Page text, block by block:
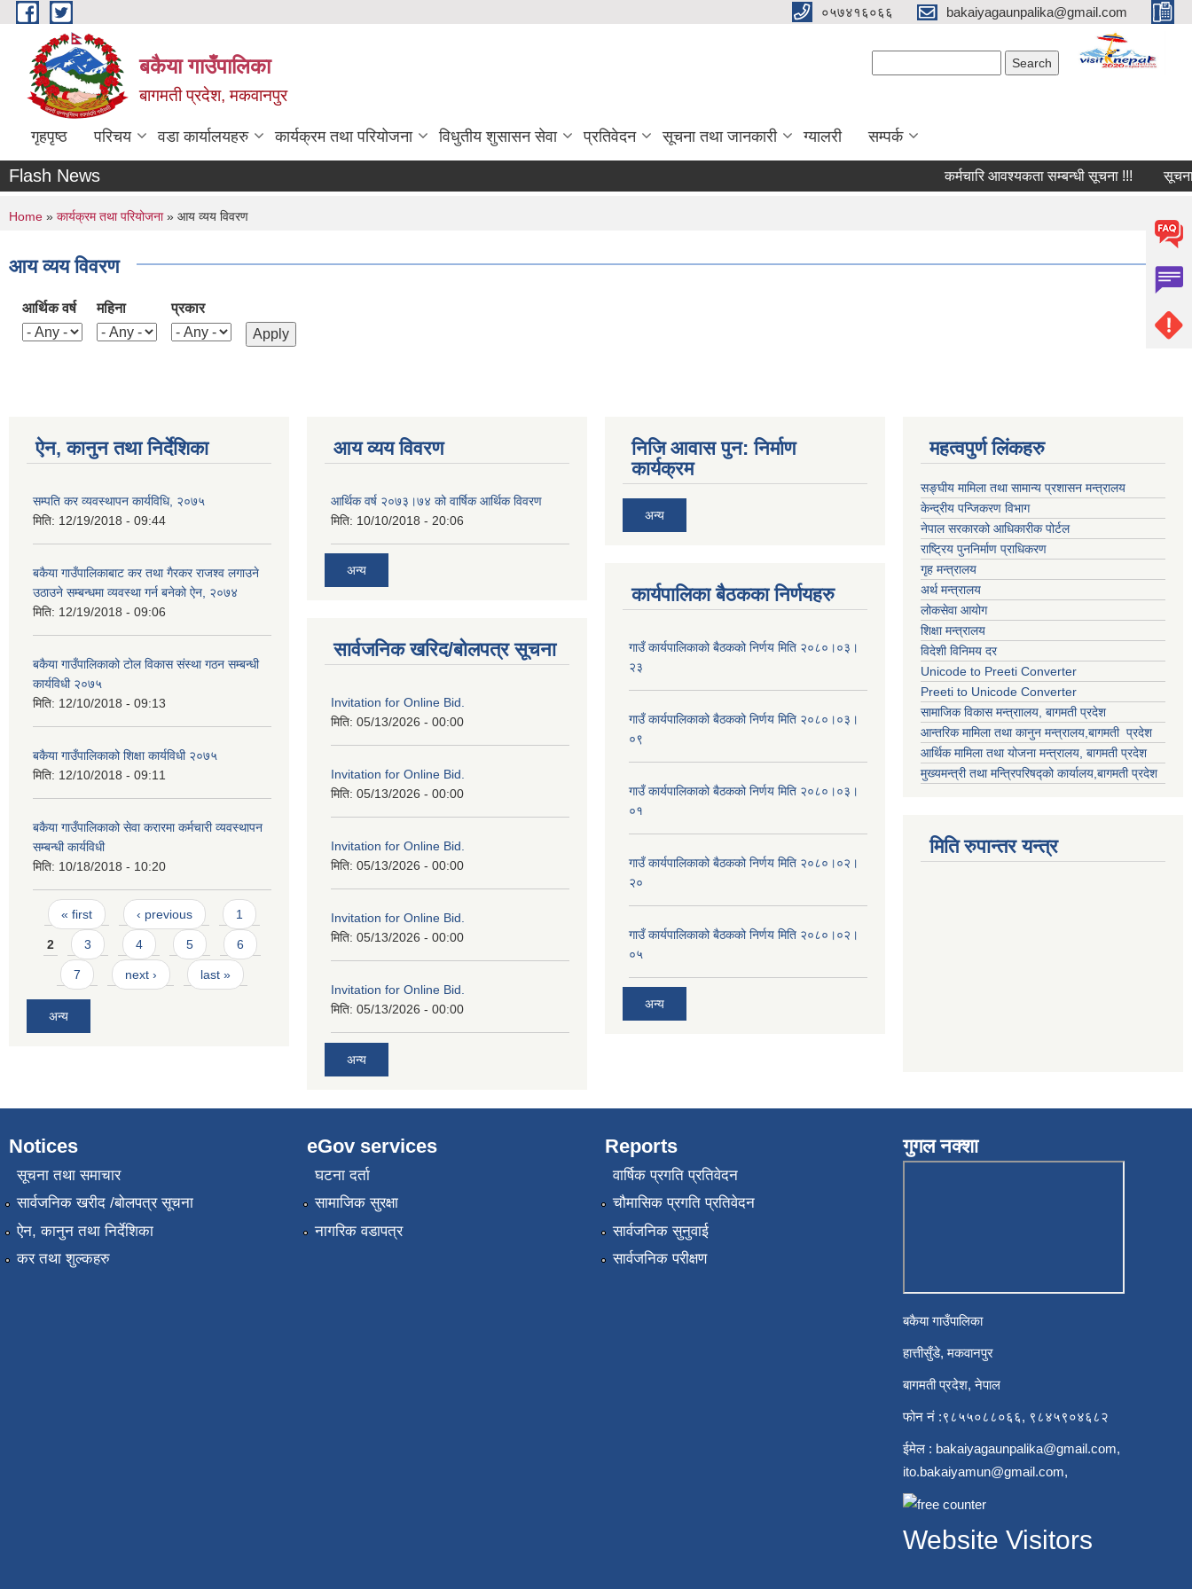
Skip to main content ०५७४१६०६६ bakaiyagaunpalika@gmail.com
बकैया गाउँपालिका
बागमती प्रदेश, मकवानपुर
गृहपृष्ठ परिचय वडा कार्यालयहरु कार्यक्रम तथा परियोजना विधुतीय शुसासन सेवा प्रतिवेदन सूचना तथा जानकारी ग्यालरी सम्पर्क
Flash News कर्मचारि आवश्यकता सम्बन्धी सूचना !!! सूचना
You are here
Home » कार्यक्रम तथा परियोजना» आय व्यय विवरण
आय व्यय विवरण
आर्थिक वर्ष महिना प्रकार
ऐन, कानुन तथा निर्देशिका
सम्पति कर व्यवस्थापन कार्यविधि, २०७५
मिति: 12/19/2018 - 09:44
बकैया गाउँपालिकाबाट कर तथा गैरकर राजश्‍व लगाउने
उठाउने सम्बन्धमा व्यवस्था गर्न बनेको ऐन, २०७४
मिति: 12/19/2018 - 09:06
बकैया गाउँपालिकाको टोल विकास संस्था गठन सम्बन्धी
कार्यविधी २०७५
मिति: 12/10/2018 - 09:13
बकैया गाउँपालिकाको शिक्षा कार्यविधी २०७५
मिति: 12/10/2018 - 09:11
बकैया गाउँपालिकाको सेवा करारमा कर्मचारी व्यवस्थापन
सम्बन्धी कार्यविधी
मिति: 10/18/2018 - 10:20
Pages
« first ‹ previous 1
2 3 4 5 6
7 next › last »
अन्य
आय व्यय विवरण
आर्थिक वर्ष २०७३।७४ को वार्षिक आर्थिक विवरण
मिति: 10/10/2018 - 20:06
अन्य
सार्वजनिक खरिद/बोलपत्र सूचना
Invitation for Online Bid.
मिति: 05/13/2026 - 00:00
Invitation for Online Bid.
मिति: 05/13/2026 - 00:00
Invitation for Online Bid.
मिति: 05/13/2026 - 00:00
Invitation for Online Bid.
मिति: 05/13/2026 - 00:00
Invitation for Online Bid.
मिति: 05/13/2026 - 00:00
अन्य
निजि आवास पुन: निर्माण
कार्यक्रम
अन्य
कार्यपालिका बैठकका निर्णयहरु
गाउँ कार्यपालिकाको बैठकको निर्णय मिति २०८०।०३।
२३
गाउँ कार्यपालिकाको बैठकको निर्णय मिति २०८०।०३।
०९
गाउँ कार्यपालिकाको बैठकको निर्णय मिति २०८०।०३।
०१
गाउँ कार्यपालिकाको बैठकको निर्णय मिति २०८०।०२।
२०
गाउँ कार्यपालिकाको बैठकको निर्णय मिति २०८०।०२।
०५
अन्य
महत्वपुर्ण लिंकहरु
सङ्घीय मामिला तथा सामान्य प्रशासन मन्त्रालय
केन्द्रीय पन्जिकरण विभाग
नेपाल सरकारको आधिकारीक पोर्टल
राष्ट्रिय पुननिर्माण प्राधिकरण
गृह मन्त्रालय
अर्थ मन्त्रालय
लोकसेवा आयोग
शिक्षा मन्त्रालय
विदेशी विनिमय दर
Unicode to Preeti Converter
Preeti to Unicode Converter
सामाजिक विकास मन्त्राालय, बागमती प्रदेश
आन्तरिक मामिला तथा कानुन मन्त्रालय,बागमती प्रदेश
आर्थिक मामिला तथा योजना मन्त्रालय, बागमती प्रदेश
मुख्यमन्त्री तथा मन्त्रिपरिषद्को कार्यालय,बागमती प्रदेश
मिति रुपान्तर यन्त्र
Notices
सूचना तथा समाचार
सार्वजनिक खरीद /बोलपत्र सूचना
ऐन, कानुन तथा निर्देशिका
कर तथा शुल्कहरु
eGov services
घटना दर्ता
सामाजिक सुरक्षा
नागरिक वडापत्र
Reports
वार्षिक प्रगति प्रतिवेदन
चौमासिक प्रगति प्रतिवेदन
सार्वजनिक सुनुवाई
सार्वजनिक परीक्षण
गुगल नक्शा
बकैया गाउँपालिका
हात्तीसुँडे, मकवानपुर
बागमती प्रदेश, नेपाल
फोन नं :९८५५०८८०६६, ९८४५९०४६८२
ईमेल : bakaiyagaunpalika@gmail.com,
ito.bakaiyamun@gmail.com,
Website Visitors